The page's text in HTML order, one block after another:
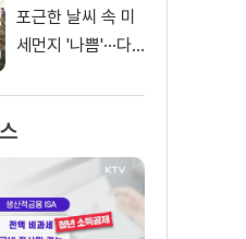
소화
포근한 날씨 속 미
세먼지 '나쁨'···다